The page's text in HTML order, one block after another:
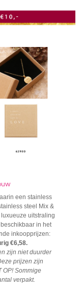
een stainless
steel Mix &
uitstraling
in het
inkoopprijzen:
€6,58.
zijn niet duurder
prijzen zijn
OP! Sommige
verpakt.